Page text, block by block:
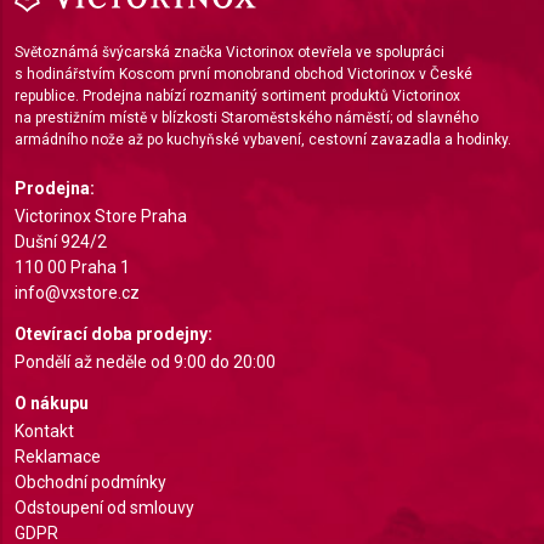
Světoznámá švýcarská značka Victorinox otevřela ve spolupráci
s hodinářstvím Koscom první monobrand obchod Victorinox v České
republice. Prodejna nabízí rozmanitý sortiment produktů Victorinox
na prestižním místě v blízkosti Staroměstského náměstí; od slavného
armádního nože až po kuchyňské vybavení, cestovní zavazadla a hodinky.
Prodejna:
Victorinox Store Praha
Dušní 924/2
110 00 Praha 1
info@vxstore.cz
Otevírací doba prodejny:
Pondělí až neděle od 9:00 do 20:00
O nákupu
Kontakt
Reklamace
Obchodní podmínky
Odstoupení od smlouvy
GDPR
Identify devices based on information actively
requested
Non-IAB processing purposes:
Necessary
Performance
Advertising